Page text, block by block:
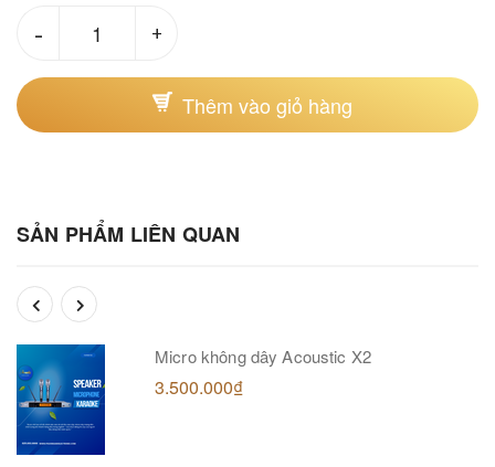
- +
Thêm vào giỏ hàng
SẢN PHẨM LIÊN QUAN
Micro không dây Acoustic X2
3.500.000₫